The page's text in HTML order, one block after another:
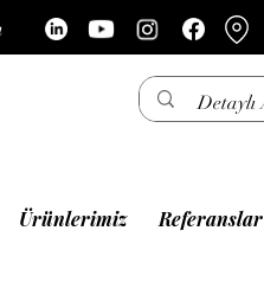
Ürünlerimiz Referanslar